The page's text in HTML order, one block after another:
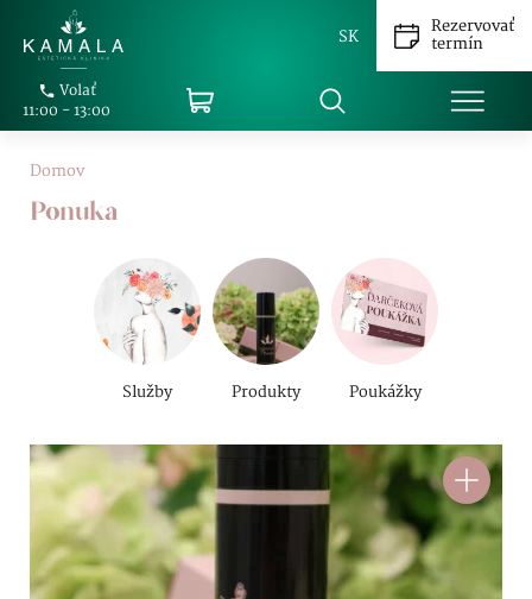
SK
Volať
11:00 - 13:00
Rezervovať
termín
Ponuka
Domov
Služby Produkty Poukážky